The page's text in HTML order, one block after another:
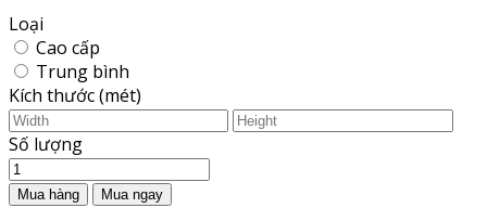
Loại
Cao cấp
Trung bình
Kích thước (mét)
Số lượng